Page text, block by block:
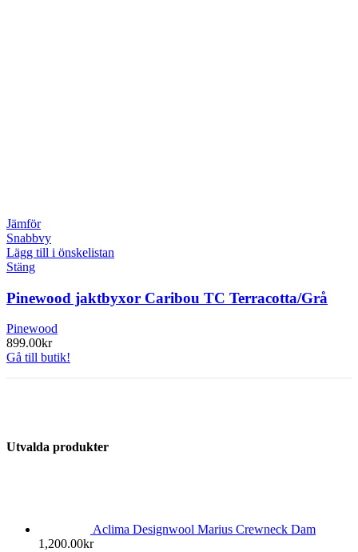
Jämför
Snabbvy
Lägg till i önskelistan
Stäng
Pinewood jaktbyxor Caribou TC Terracotta/Grå
Pinewood
899.00kr
Gå till butik!
Utvalda produkter
Aclima Designwool Marius Crewneck Dam
1,200.00kr